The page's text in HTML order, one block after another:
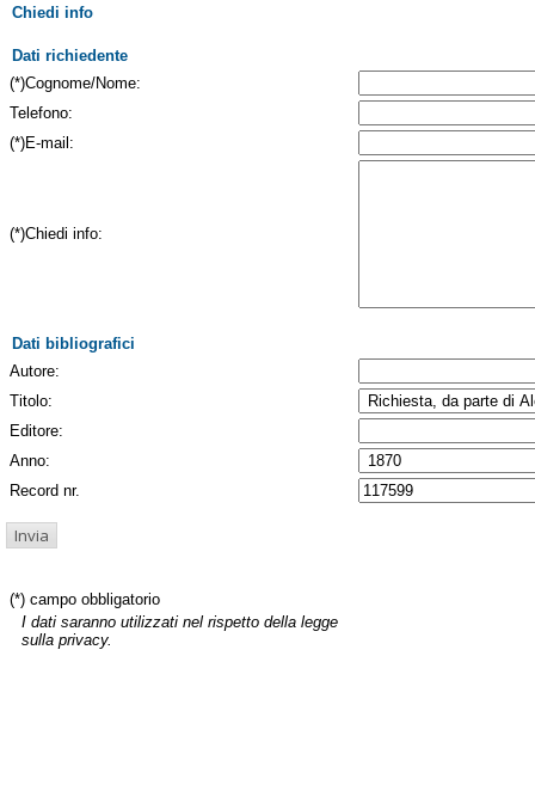
Chiedi info
Dati richiedente
(*)Cognome/Nome:
Telefono:
(*)E-mail:
(*)Chiedi info:
Dati bibliografici
Autore:
Titolo:
Editore:
Anno:
Record nr.
(*) campo obbligatorio
I dati saranno utilizzati nel rispetto della legge
sulla privacy.